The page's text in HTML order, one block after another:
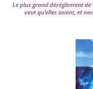
Le plus grand dérè­gle­ment de
veut qu’elles soient, et